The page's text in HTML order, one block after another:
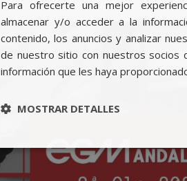
Para ofrecerte una mejor
almacenar y/o acceder a la
contenido, los anuncios y analizar
de nuestro sitio con nuestros socios
información que les haya
MOSTRAR DETALLES